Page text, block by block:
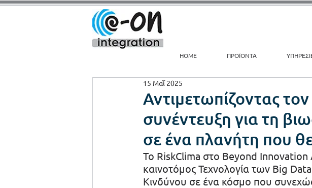
HOME ΠΡΟΪΟΝΤΑ
Αντιμετωπίζοντας
συνέντευξη για τη
σε ένα πλανήτη που
15 Μαΐ 2025
To RiskClima στο Beyond Innovation
καινοτόμος Τεχνολογία των Big
Κινδύνου σε ένα κόσμο που